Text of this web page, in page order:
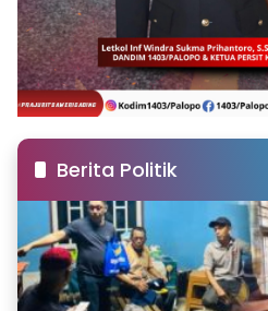
Berita Politik